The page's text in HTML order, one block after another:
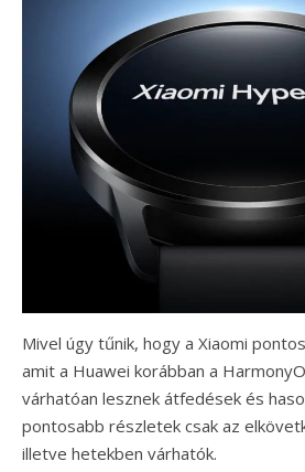
Mivel úgy tűnik, hogy a Xiaomi
amit a Huawei korábban a
várhatóan lesznek átfedések és
pontosabb részletek csak az
illetve hetekben várhatók.